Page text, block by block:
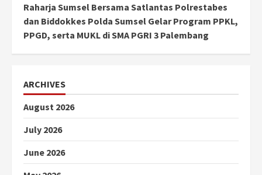
Raharja Sumsel Bersama Satlantas Polrestabes
dan Biddokkes Polda Sumsel Gelar Program PPKL,
PPGD, serta MUKL di SMA PGRI 3 Palembang
ARCHIVES
August 2026
July 2026
June 2026